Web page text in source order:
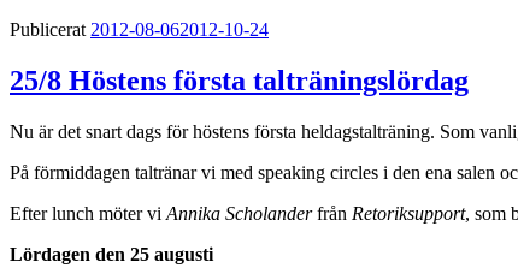
Publicerat 2012-08-062012-10-24
25/8 Höstens första talträningslördag
Nu är det snart dags för höstens första heldagstalträning. Som
På förmiddagen taltränar vi med speaking circles i den ena salen
Efter lunch möter vi Annika Scholanderfrån Retoriksupport, som
Lördagen den 25 augusti